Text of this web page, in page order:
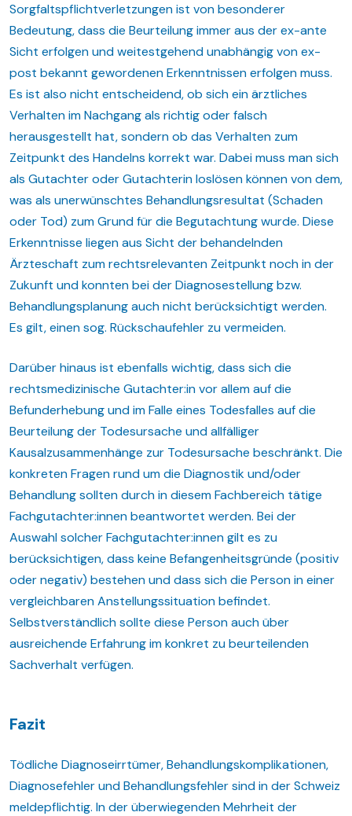
Sorgfaltspflichtverletzungen ist von besonderer
Bedeutung, dass die Beurteilung immer aus der ex-ante
Sicht erfolgen und weitestgehend unabhängig von ex-
post bekannt gewordenen Erkenntnissen erfolgen muss.
Es ist also nicht entscheidend, ob sich ein ärztliches
Verhalten im Nachgang als richtig oder falsch
herausgestellt hat, sondern ob das Verhalten zum
Zeitpunkt des Handelns korrekt war. Dabei muss man sich
als Gutachter oder Gutachterin loslösen können von dem,
was als unerwünschtes Behandlungsresultat (Schaden
oder Tod) zum Grund für die Begutachtung wurde. Diese
Erkenntnisse liegen aus Sicht der behandelnden
Ärzteschaft zum rechtsrelevanten Zeitpunkt noch in der
Zukunft und konnten bei der Diagnosestellung bzw.
Behandlungsplanung auch nicht berücksichtigt werden.
Es gilt, einen sog. Rückschaufehler zu vermeiden.
Darüber hinaus ist ebenfalls wichtig, dass sich die
rechtsmedizinische Gutachter:in vor allem auf die
Befunderhebung und im Falle eines Todesfalles auf die
Beurteilung der Todesursache und allfälliger
Kausalzusammenhänge zur Todesursache beschränkt. Die
konkreten Fragen rund um die Diagnostik und/oder
Behandlung sollten durch in diesem Fachbereich tätige
Fachgutachter:innen beantwortet werden. Bei der
Auswahl solcher Fachgutachter:innen gilt es zu
berücksichtigen, dass keine Befangenheitsgründe (positiv
oder negativ) bestehen und dass sich die Person in einer
vergleichbaren Anstellungssituation befindet.
Selbstverständlich sollte diese Person auch über
ausreichende Erfahrung im konkret zu beurteilenden
Sachverhalt verfügen.
Fazit
Tödliche Diagnoseirrtümer, Behandlungskomplikationen,
Diagnosefehler und Behandlungsfehler sind in der Schweiz
meldepflichtig. In der überwiegenden Mehrheit der